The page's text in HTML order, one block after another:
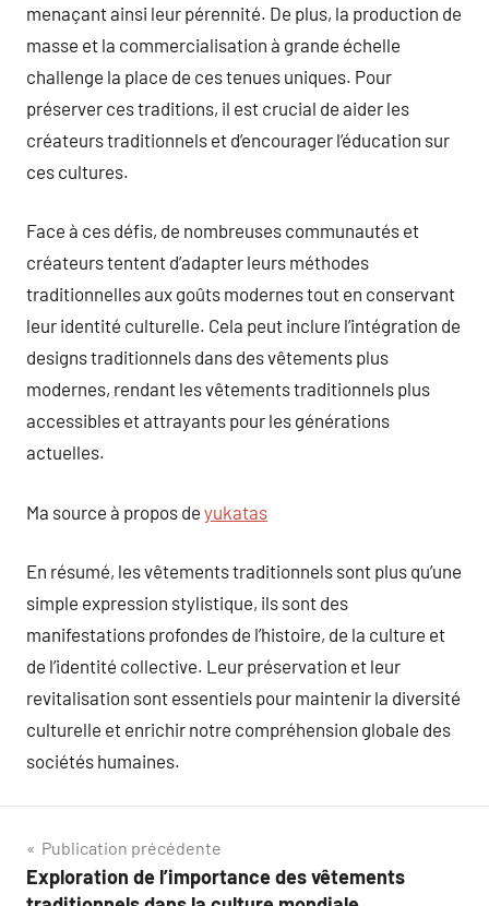
menaçant ainsi leur pérennité. De plus, la production de
masse et la commercialisation à grande échelle
challenge la place de ces tenues uniques. Pour
préserver ces traditions, il est crucial de aider les
créateurs traditionnels et d’encourager l’éducation sur
ces cultures.
Face à ces défis, de nombreuses communautés et
créateurs tentent d’adapter leurs méthodes
traditionnelles aux goûts modernes tout en conservant
leur identité culturelle. Cela peut inclure l’intégration de
designs traditionnels dans des vêtements plus
modernes, rendant les vêtements traditionnels plus
accessibles et attrayants pour les générations
actuelles.
Ma source à propos de yukatas
En résumé, les vêtements traditionnels sont plus qu’une
simple expression stylistique, ils sont des
manifestations profondes de l’histoire, de la culture et
de l’identité collective. Leur préservation et leur
revitalisation sont essentiels pour maintenir la diversité
culturelle et enrichir notre compréhension globale des
sociétés humaines.
Navigation
de
Publication précédente
Exploration de l’importance des vêtements